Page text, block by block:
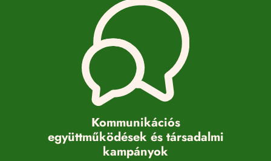
Kommunikációs
együttműködések és társadalmi
kampányok